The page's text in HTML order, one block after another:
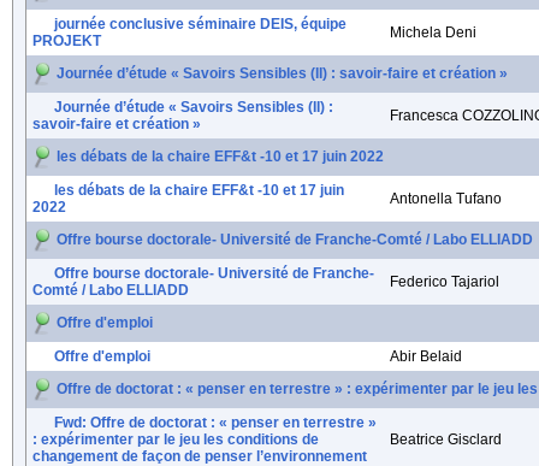
journée conclusive séminaire DEIS, équipe
PROJEKT
Michela Deni
Journée d’étude « Savoirs Sensibles (II) : savoir-faire et création »
Journée d’étude « Savoirs Sensibles (II) :
savoir-faire et création »
Francesca
les débats de la chaire EFF&t -10 et 17 juin 2022
les débats de la chaire EFF&t -10 et 17 juin
2022
Antonella Tufano
Offre bourse doctorale- Université de Franche-Comté / Labo ELLIADD
Offre bourse doctorale- Université de Franche-
Comté / Labo ELLIADD
Federico Tajariol
Offre d'emploi
Offre d'emploi
Abir Belaid
Offre de doctorat : « penser en terrestre » : expérimenter par le jeu
Fwd: Offre de doctorat : « penser en terrestre »
: expérimenter par le jeu les conditions de
changement de façon de penser l’environnement
Beatrice Gisclard